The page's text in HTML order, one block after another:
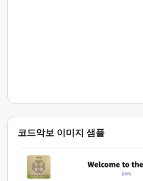
코드악보 이미지 샘플